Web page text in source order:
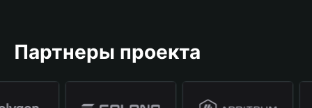
Партнеры проекта